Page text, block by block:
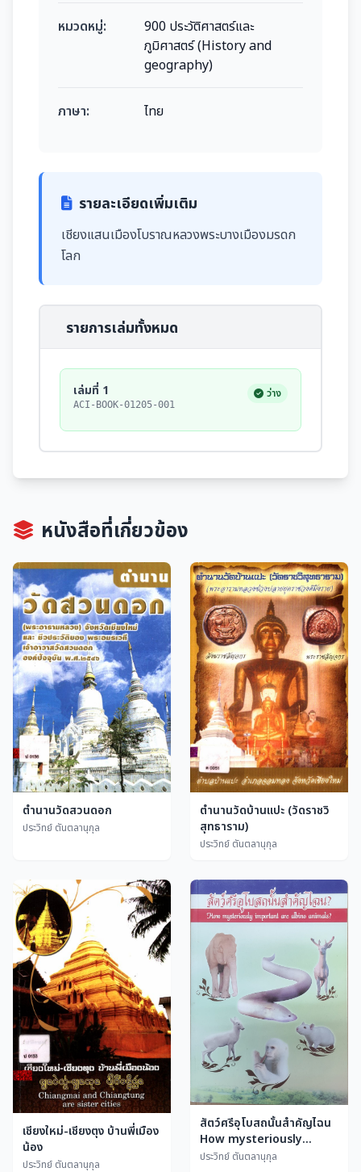
หมวดหมู่:
900 ประวัติศาสตร์และ
ภูมิศาสตร์ (History and
geography)
ภาษา: ไทย
รายละเอียดเพิ่มเติม
เชียงแสนเมืองโบราณหลวงพระบางเมืองมรดก
โลก
รายการเล่มทั้งหมด
เล่มที่ 1
ACI-BOOK-01205-001
ว่าง
หนังสือที่เกี่ยวข้อง
ตำนานวัดสวนดอก
ประวิทย์ ตันตลานุกุล
ตำนานวัดบ้านแปะ (วัดราชวิ
สุทธาราม)
ประวิทย์ ตันตลานุกุล
เชียงใหม่-เชียงตุง บ้านพี่เมือง
น้อง
ประวิทย์ ตันตลานุกุล
สัตว์ศรีอุโบสถนั้นสำคัญไฉน
How mysteriously
important are albino
ประวิทย์ ตันตลานุกุล